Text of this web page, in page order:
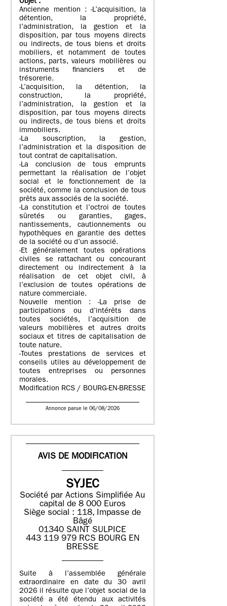
Objet :
Ancienne mention : -L’acquisition, la
détention, la propriété,
l’administration, la gestion et la
disposition, par tous moyens directs
ou indirects, de tous biens et droits
mobiliers, et notamment de toutes
actions, parts, valeurs mobilières ou
instruments financiers et de
trésorerie.
-L’acquisition, la détention, la
construction, la propriété,
l’administration, la gestion et la
disposition, par tous moyens directs
ou indirects, de tous biens et droits
immobiliers.
-La souscription, la gestion,
l’administration et la disposition de
tout contrat de capitalisation.
-La conclusion de tous emprunts
permettant la réalisation de l’objet
social et le fonctionnement de la
société, comme la conclusion de tous
prêts aux associés de la société.
-La constitution et l’octroi de toutes
sûretés ou garanties, gages,
nantissements, cautionnements ou
hypothèques en garantie des dettes
de la société ou d’un associé.
-Et généralement toutes opérations
civiles se rattachant ou concourant
directement ou indirectement à la
réalisation de cet objet civil, à
l’exclusion de toutes opérations de
nature commerciale.
Nouvelle mention : -La prise de
participations ou d’intérêts dans
toutes sociétés, l’acquisition de
valeurs mobilières et autres droits
sociaux et titres de capitalisation de
toute nature.
-Toutes prestations de services et
conseils utiles au développement de
toutes entreprises ou personnes
morales.
Modification RCS / BOURG-EN-BRESSE
Annonce parue le 06/08/2026
AVIS DE MODIFICATION
SYJEC
Société par Actions SimplifiéeAu
capital de 8 000 Euros
Siège social : 118, Impasse de
Bâgé
01340 SAINT SULPICE
443 119 979 RCS BOURG EN
BRESSE
Suite à l’assemblée générale
extraordinaire en date du 30 avril
2026 il résulte que l’objet social de la
société a été étendu aux activités